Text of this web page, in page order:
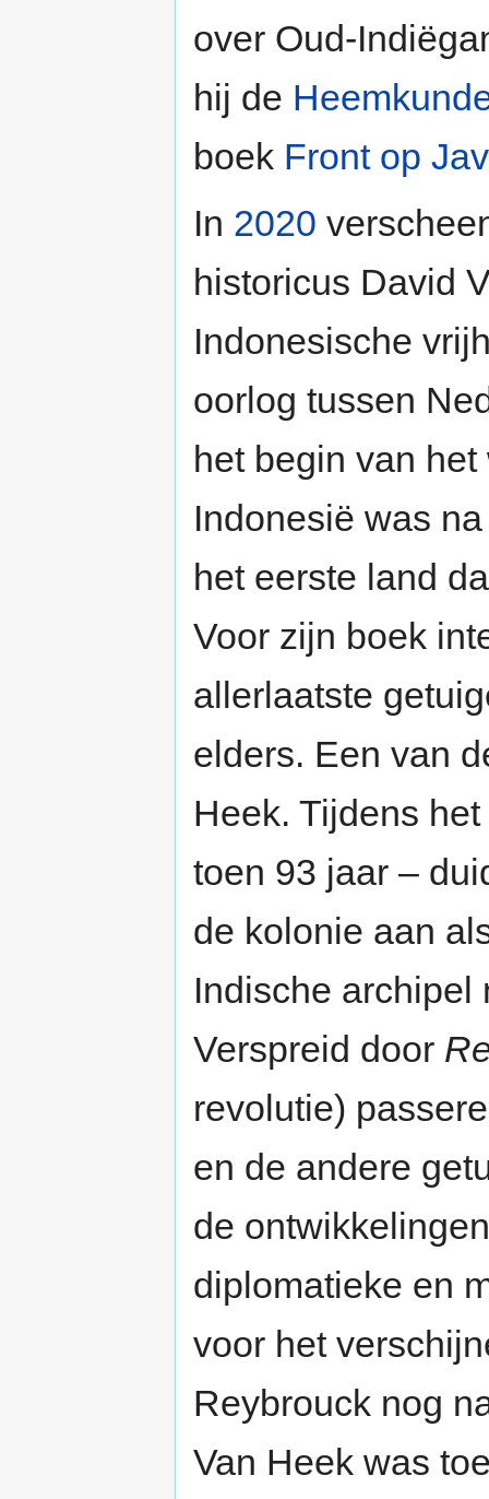
over Oud-
hij de
boek Front op
In 2020
historicus David
Indonesische
oorlog tussen
het begin van
Indonesië was
het eerste land
Voor zijn boek
allerlaatste
elders. Een van
Heek. Tijdens
toen 93 jaar –
de kolonie aan
Indische
Verspreid door
revolutie)
en de andere
de
diplomatieke en
voor het
Reybrouck nog
Van Heek was